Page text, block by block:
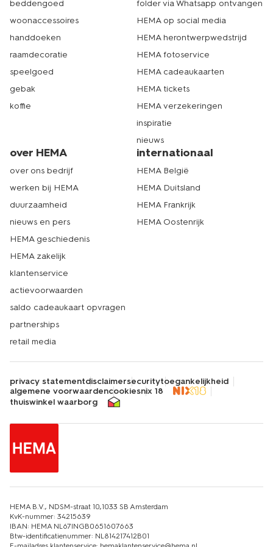
shop een sweatshirt voor dames
online op hema.nl
Wat dacht je van een fijne damessjaal, damesmuts of
een paar dameshandschoenen? Hiermee ben je in een
onze
houd je deze pluisvrij, wel zo handig.
Kom langs in de winkel of shop damestruien en andere
producten om je warm te houden op hema.nl. Wij zorgen
er dan voor dat je je bestelling zo snel mogelijk thuis
ontvangt. Op naar een heerlijke winter! Echt HEMA.
beddengoed
woonaccessoires
handdoeken
raamdecoratie
speelgoed
gebak
koffie
folder via Whatsapp ontvangen
HEMA op social media
HEMA herontwerpwedstrijd
HEMA fotoservice
HEMA cadeaukaarten
HEMA tickets
HEMA verzekeringen
inspiratie
nieuws
over HEMA
over ons bedrijf
werken bij HEMA
duurzaamheid
nieuws en pers
HEMA geschiedenis
HEMA zakelijk
klantenservice
actievoorwaarden
saldo cadeaukaart opvragen
partnerships
retail media
internationaal
HEMA België
HEMA Duitsland
HEMA Frankrijk
HEMA Oostenrijk
privacy statementdisclaimersecuritytoegankelijkheid
algemene voorwaardencookiesnix 18
thuiswinkel waarborg
HEMA B.V., NDSM-straat 10,1033 SB Amsterdam
KvK-nummer: 34215639
IBAN: HEMA NL67INGB0651607663
Btw-identificatienummer: NL814217412B01